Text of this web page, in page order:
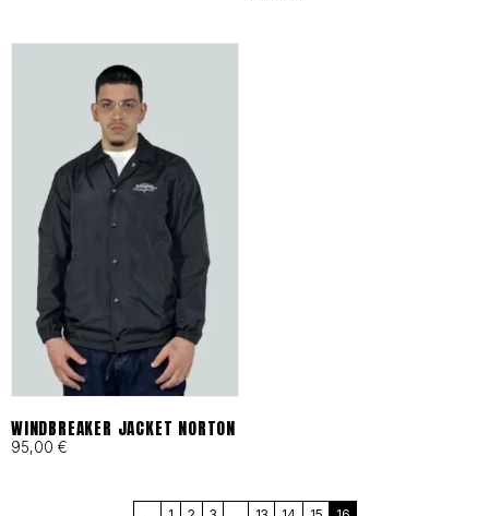
en Barcelona bajo principios
de moda ética y
responsable desde 1993.
Cortes Funcionales:
Ergonomía pensada para
skaters, artistas y mentes
activas que exigen libertad
total.
MÁS QUE UNA MARCA, UN
WINDBREAKER JACKET NORTON
95,00 €